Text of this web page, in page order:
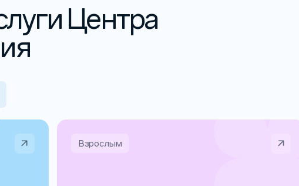
Центра
Взрослым